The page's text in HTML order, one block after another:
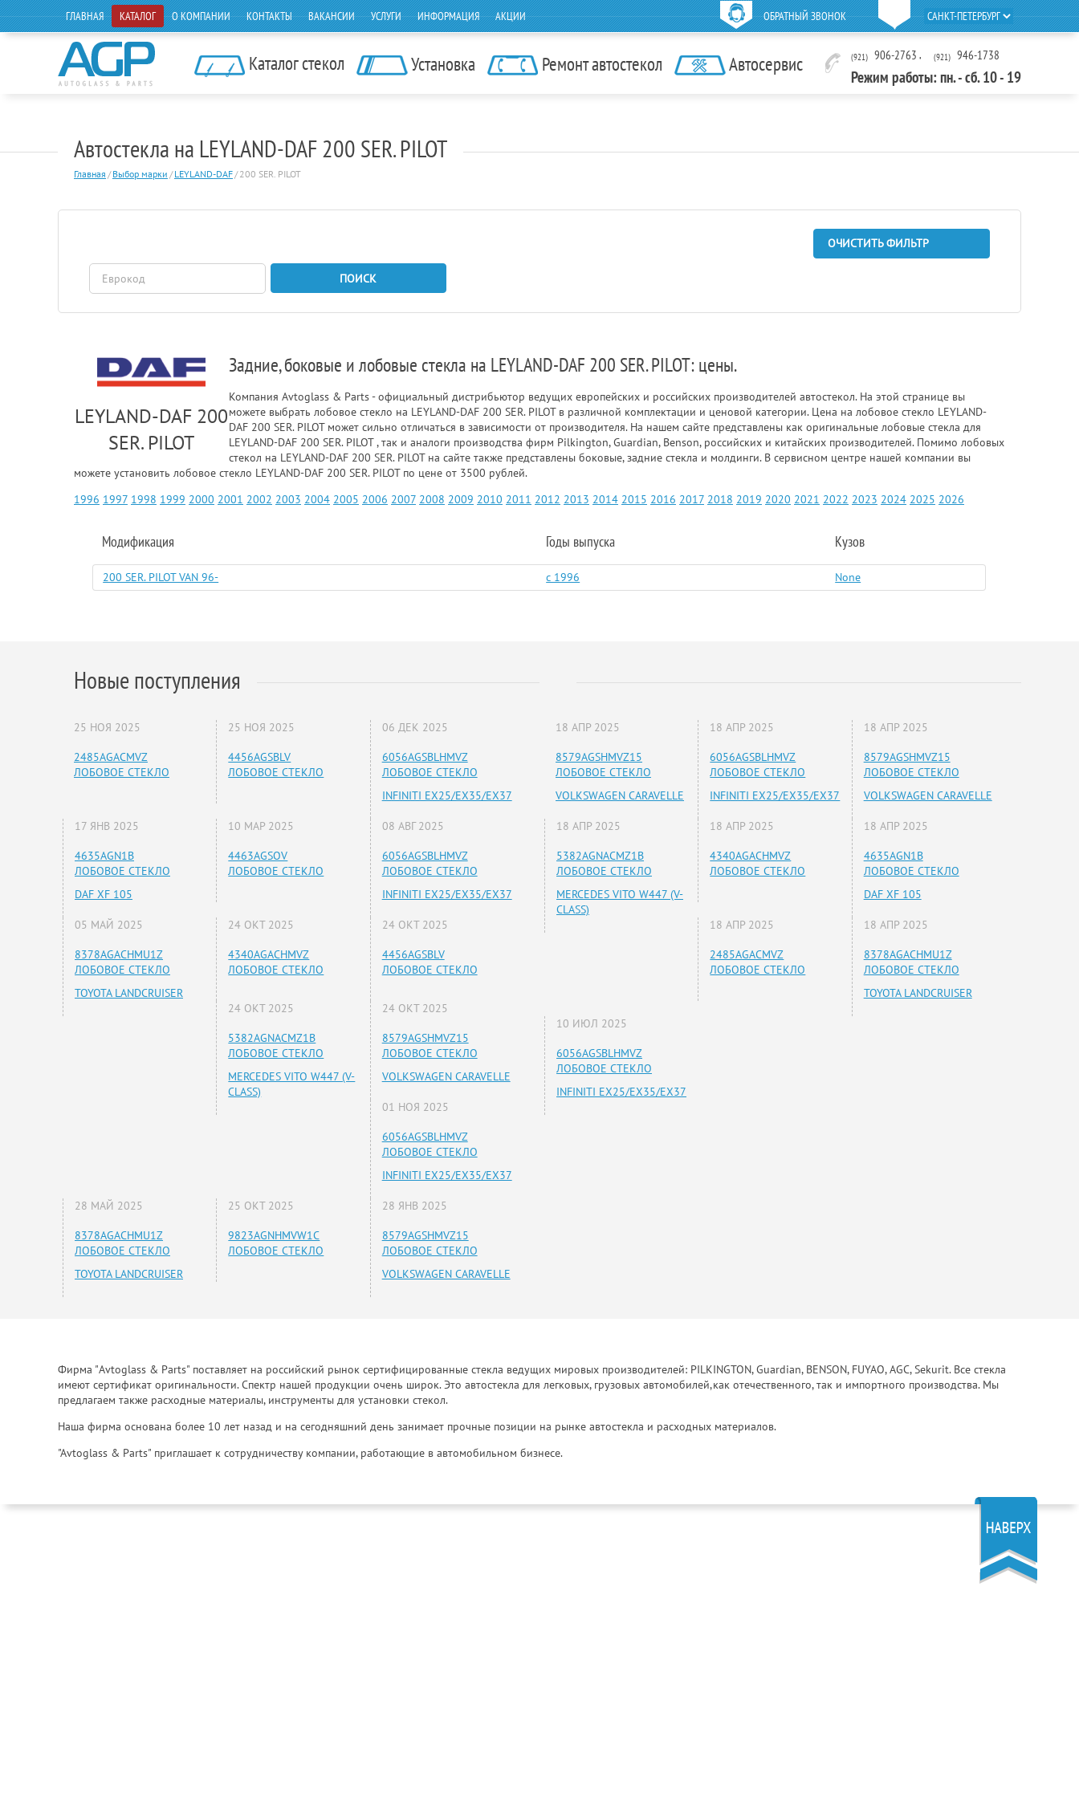
ОБРАТНЫЙ ЗВОНОК
ГЛАВНАЯ КАТАЛОГ О КОМПАНИИ КОНТАКТЫ ВАКАНСИИ УСЛУГИ ИНФОРМАЦИЯ АКЦИИ
Каталог стекол Установка Ремонт автостекол Автосервис (921) 906-2763 , (921) 946-1738
Режим работы: пн. - сб. 10 - 19
Автостекла на LEYLAND-DAF 200 SER. PILOT
Главная / Выбор марки / LEYLAND-DAF/ 200 SER. PILOT
ОЧИСТИТЬ ФИЛЬТР
ПОИСК
LEYLAND-DAF 200
SER. PILOT
Задние, боковые и лобовые стекла на LEYLAND-DAF 200 SER. PILOT: цены.
Компания Avtoglass & Parts - официальный дистрибьютор ведущих европейских и российских производителей автостекол. На этой странице вы
можете выбрать лобовое стекло на LEYLAND-DAF 200 SER. PILOT в различной комплектации и ценовой категории. Цена на лобовое стекло LEYLAND-
DAF 200 SER. PILOT может сильно отличаться в зависимости от производителя. На нашем сайте представлены как оригинальные лобовые стекла для
LEYLAND-DAF 200 SER. PILOT , так и аналоги производства фирм Pilkington, Guardian, Benson, российских и китайских производителей. Помимо лобовых
стекол на LEYLAND-DAF 200 SER. PILOT на сайте также представлены боковые, задние стекла и молдинги. В сервисном центре нашей компании вы
можете установить лобовое стекло LEYLAND-DAF 200 SER. PILOT по цене от 3500 рублей.
1996 1997 1998 1999 2000 2001 2002 2003 2004 2005 2006 2007 2008 2009 2010 2011 2012 2013 2014 2015 2016 2017 2018 2019 2020 2021 2022 2023 2024 2025 2026
Модификация Годы выпуска Кузов
200 SER. PILOT VAN 96- c 1996 None
Новые поступления
25 НОЯ 2025
2485AGACMVZ
ЛОБОВОЕ СТЕКЛО
25 НОЯ 2025
4456AGSBLV
ЛОБОВОЕ СТЕКЛО
06 ДЕК 2025
6056AGSBLHMVZ
ЛОБОВОЕ СТЕКЛО
INFINITI EX25/EX35/EX37
17 ЯНВ 2025
4635AGN1B
ЛОБОВОЕ СТЕКЛО
DAF XF 105
10 МАР 2025
4463AGSOV
ЛОБОВОЕ СТЕКЛО
08 АВГ 2025
6056AGSBLHMVZ
ЛОБОВОЕ СТЕКЛО
INFINITI EX25/EX35/EX37
05 МАЙ 2025
8378AGACHMU1Z
ЛОБОВОЕ СТЕКЛО
TOYOTA LANDCRUISER
24 ОКТ 2025
4340AGACHMVZ
ЛОБОВОЕ СТЕКЛО
24 ОКТ 2025
4456AGSBLV
ЛОБОВОЕ СТЕКЛО
24 ОКТ 2025
5382AGNACMZ1B
ЛОБОВОЕ СТЕКЛО
MERCEDES VITO W447 (V-
CLASS)
24 ОКТ 2025
8579AGSHMVZ15
ЛОБОВОЕ СТЕКЛО
VOLKSWAGEN CARAVELLE
01 НОЯ 2025
6056AGSBLHMVZ
ЛОБОВОЕ СТЕКЛО
INFINITI EX25/EX35/EX37
28 МАЙ 2025
8378AGACHMU1Z
ЛОБОВОЕ СТЕКЛО
TOYOTA LANDCRUISER
25 ОКТ 2025
9823AGNHMVW1C
ЛОБОВОЕ СТЕКЛО
28 ЯНВ 2025
8579AGSHMVZ15
ЛОБОВОЕ СТЕКЛО
VOLKSWAGEN CARAVELLE
18 АПР 2025
8579AGSHMVZ15
ЛОБОВОЕ СТЕКЛО
VOLKSWAGEN CARAVELLE
18 АПР 2025
6056AGSBLHMVZ
ЛОБОВОЕ СТЕКЛО
INFINITI EX25/EX35/EX37
18 АПР 2025
8579AGSHMVZ15
ЛОБОВОЕ СТЕКЛО
VOLKSWAGEN CARAVELLE
18 АПР 2025
5382AGNACMZ1B
ЛОБОВОЕ СТЕКЛО
MERCEDES VITO W447 (V-
CLASS)
18 АПР 2025
4340AGACHMVZ
ЛОБОВОЕ СТЕКЛО
18 АПР 2025
4635AGN1B
ЛОБОВОЕ СТЕКЛО
DAF XF 105
18 АПР 2025
2485AGACMVZ
ЛОБОВОЕ СТЕКЛО
18 АПР 2025
8378AGACHMU1Z
ЛОБОВОЕ СТЕКЛО
TOYOTA LANDCRUISER
10 ИЮЛ 2025
6056AGSBLHMVZ
ЛОБОВОЕ СТЕКЛО
INFINITI EX25/EX35/EX37
Фирма "Avtoglass & Parts" поставляет на российский рынок сертифицированные стекла ведущих мировых производителей: PILKINGTON, Guardian, BENSON, FUYAO, AGC, Sekurit. Все стекла
имеют сертификат оригинальности. Спектр нашей продукции очень широк. Это автостекла для легковых, грузовых автомобилей,как отечественного, так и импортного производства. Мы
предлагаем также расходные материалы, инструменты для установки стекол.
Наша фирма основана более 10 лет назад и на сегодняшний день занимает прочные позиции на рынке автостекла и расходных материалов.
"Avtoglass & Parts" приглашает к сотрудничеству компании, работающие в автомобильном бизнесе.